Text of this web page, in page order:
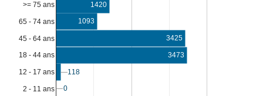
>= 75 ans
65 - 74 ans
45 - 64 ans
18 - 44 ans
12 - 17 ans
2 - 11 ans
1420
1093
3425
3473
118
118
0
0